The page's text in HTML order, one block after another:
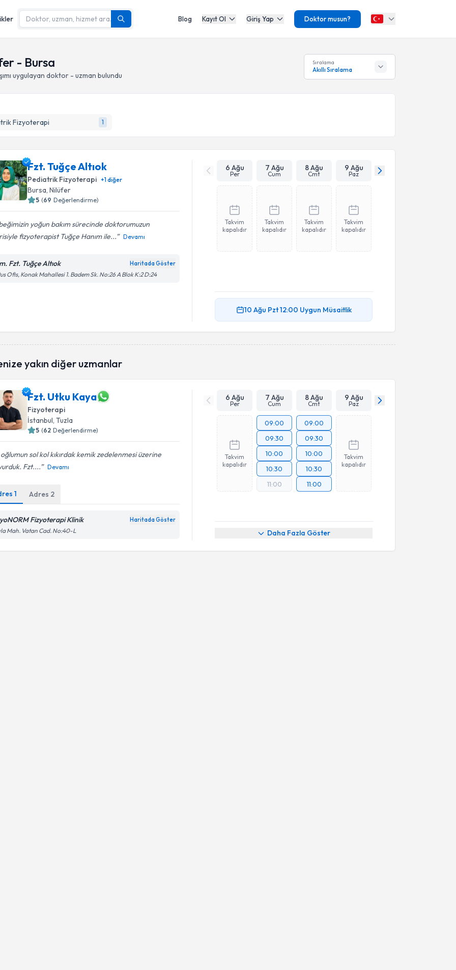
Blog Kayıt Ol Giriş Yap Doktor musun?
- Bursa
uygulayan doktor - uzman bulundu
Sıralama
Akıllı Sıralama
Fizyoterapi 1
Fzt. Tuğçe Altıok
Pediatrik Fizyoterapi +1diğer
Bursa, Nilüfer
5 (69 Değerlendirme)
yoğun bakım sürecinde doktorumuzun
fizyoterapist Tuğçe Hanım ile...
Devamı
Fzt. Tuğçe Altıok Haritada Göster
Ofis, Konak Mahallesi 1. Badem Sk. No:26 A Blok K:2 D:24
6 Ağu
Per
7 Ağu
Cum
8 Ağu
Cmt
9 Ağu
Paz
Takvim
kapalıdır
Takvim
kapalıdır
Takvim
kapalıdır
Takvim
kapalıdır
10 Ağu Pzt12:00 Uygun Müsaitlik
yakın diğer uzmanlar
Fzt. Utku Kaya
Fizyoterapi
İstanbul, Tuzla
5 (62 Değerlendirme)
sol kol kıkırdak kemik zedelenmesi üzerine
Fzt....
Devamı
1 Adres 2
Fizyoterapi Klinik Haritada Göster
Mah. Vatan Cad. No:40-L
6 Ağu
Per
7 Ağu
Cum
8 Ağu
Cmt
9 Ağu
Paz
Takvim
kapalıdır
09:00
09:30
10:00
10:30
11:00
09:00
09:30
10:00
10:30
11:00
Takvim
kapalıdır
Daha Fazla Göster